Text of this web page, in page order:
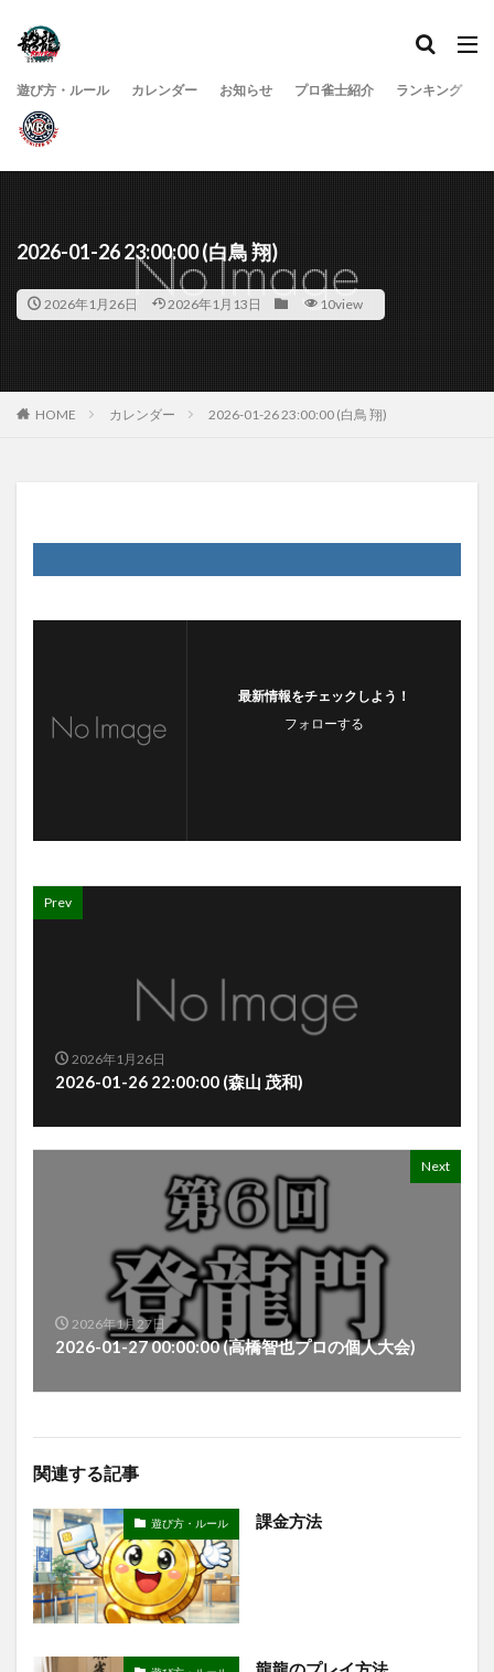
遊び方・ルール カレンダー お知らせ プロ雀士紹介 ランキング
2026-01-26 23:00:00 (白鳥 翔)
2026年1月26日 2026年1月13日 10view
HOME カレンダー 2026-01-26 23:00:00 (白鳥 翔)
最新情報をチェックしよう！
フォローする
Prev
2026年1月26日
2026-01-26 22:00:00 (森山 茂和)
Next
2026年1月27日
2026-01-27 00:00:00 (高橋智也プロの個人大会)
関連する記事
遊び方・ルール 課金方法